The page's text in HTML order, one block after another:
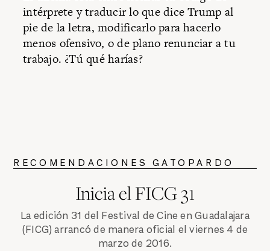
intérprete y traducir lo que dice Trump al
pie de la letra, modificarlo para hacerlo
menos ofensivo, o de plano renunciar a tu
trabajo. ¿Tú qué harías?
RECOMENDACIONES GATOPARDO
Inicia el FICG 31
La edición 31 del Festival de Cine en Guadalajara
(FICG) arrancó de manera oficial el viernes 4 de
marzo de 2016.